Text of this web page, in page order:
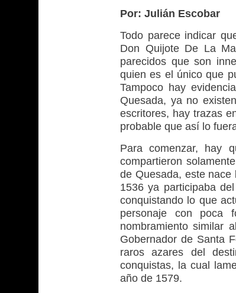
Por: Julián Escobar
Todo parece indicar
Don Quijote De La
parecidos que son
quien es el único que
Tampoco hay
Quesada, ya no
escritores, hay trazas
probable que así lo
Para comenzar, hay
compartieron
de Quesada, este
1536 ya participaba
conquistando lo que
personaje con poca
nombramiento similar
Gobernador de Santa
raros azares del
conquistas, la cual
año de 1579.